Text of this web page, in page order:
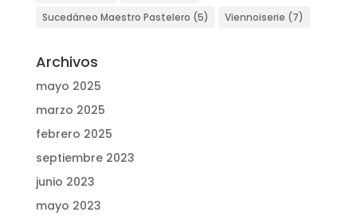
Sucedáneo Maestro Pastelero (5) Viennoiserie (7)
Archivos
mayo 2025
marzo 2025
febrero 2025
septiembre 2023
junio 2023
mayo 2023